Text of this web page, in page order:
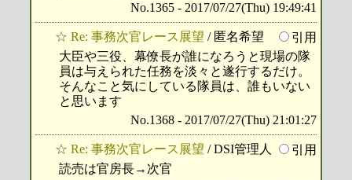
No.1365 - 2017/07/27(Thu) 19:49:41
☆ Re: 事務次官レース展望 / 匿名希望
引用
大臣や三役、幕僚長が誰になろうと現場の隊
員は与えられた任務を淡々と遂行するだけ。
そんなこと気にしている隊員は、誰もいない
と思います
No.1368 - 2017/07/27(Thu) 21:01:27
☆ Re: 事務次官レース展望 / DSI管理人
引用
読売は官房長→次官